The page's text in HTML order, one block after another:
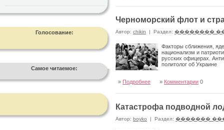
Голосование:
Самое читаемое:
Черноморский флот и
Автор: chikin | Раздел: ��������
Факторы сближения,
национализм и
русских офицерах.
политолог об Украине
» Подробнее » Комментарии 0
Катастрофа подводной
Автор: boyko | Раздел: �������